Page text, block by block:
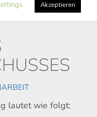
lautet wie folgt:
Akzeptieren